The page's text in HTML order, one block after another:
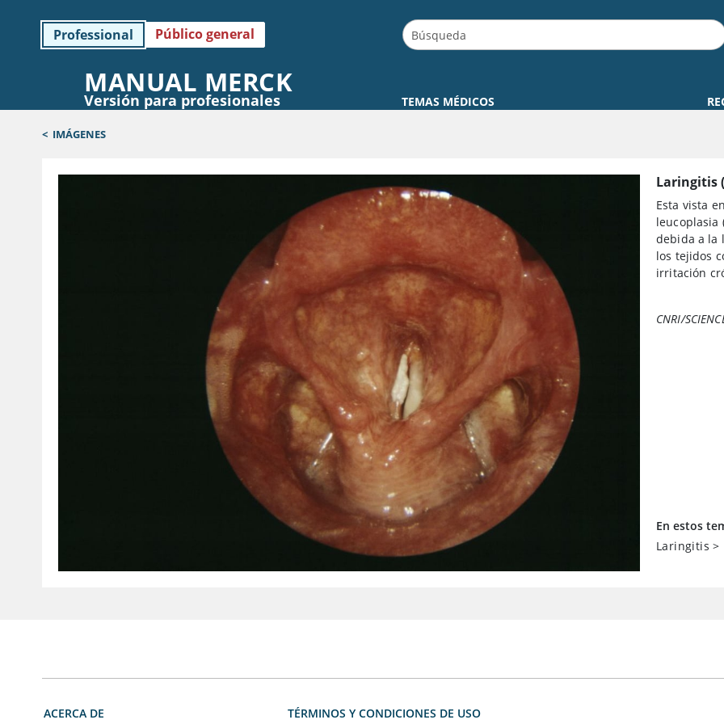
Professional Público general
MANUAL MERCK
Versión para profesionales TEMAS MÉDICOS
< IMÁGENES
Laringitis
Esta vista
leucoplasia
debida a la
los tejidos
irritación
CNRI/
En estos
Laringitis >
ACERCA DE TÉRMINOS Y CONDICIONES DE USO